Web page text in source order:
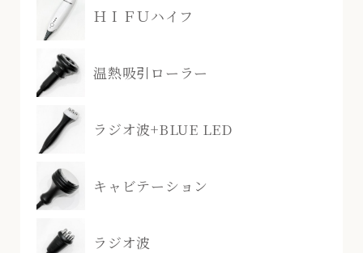
ＨＩＦＵハイフ
温熱吸引ローラー
ラジオ波+BLUE LED
キャビテーション
ラジオ波